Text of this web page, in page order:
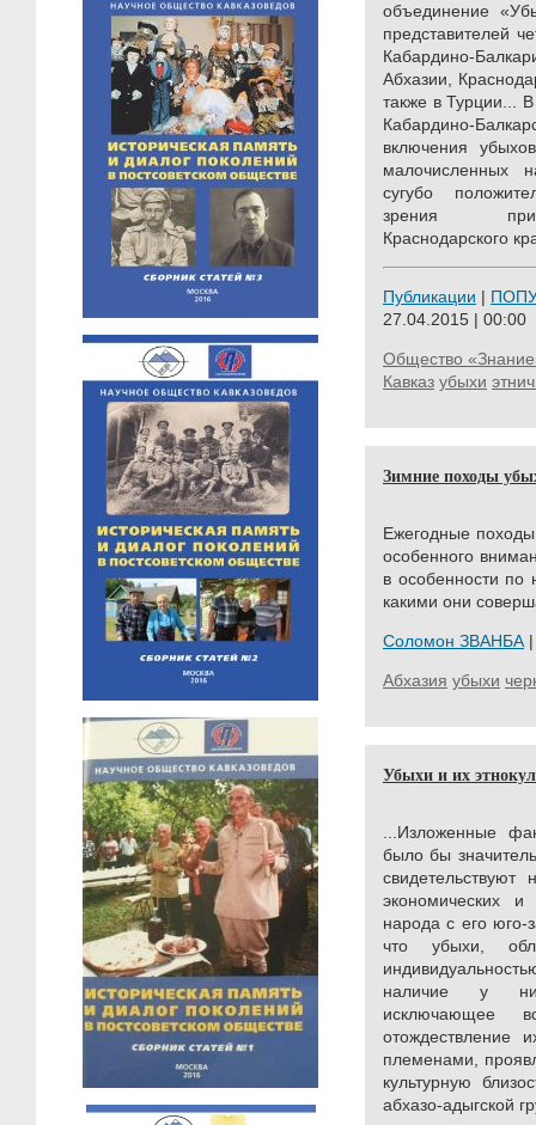
объединение
представителей
Кабардино-
Абхазии,
также в Турции...
Кабардино-
включения
малочисленных
сугубо
зрения
Краснодарского
Публикации |
27.04.2015 | 00:00
Общество
Кавказ убыхи
Зимние походы
Ежегодные
особенного
в особенности по
какими они
Соломон ЗВАНБА
Абхазия убыхи
Убыхи и их
...Изложенные
было бы
экономических и
народа с его
что убыхи,
наличие у них
исключающее
отождествление
племенами,
культурную
абхазо-адыгской